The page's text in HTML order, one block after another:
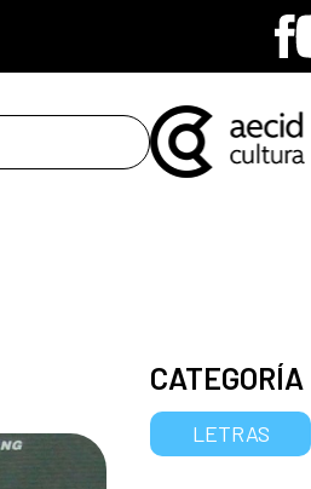
CATEGORÍA
LETRAS